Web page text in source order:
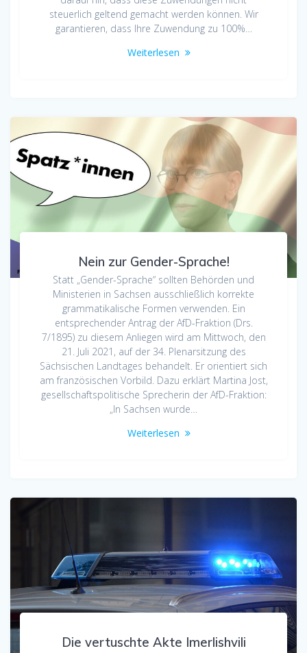
steuerlich geltend gemacht werden können. Wir
garantieren, dass Ihre Zuwendung zu 100%…
Weiterlesen
Nein zur Gender-Sprache!
Statt „Gender-Sprache“ sollten Behörden und
Ministerien in Sachsen ausschließlich korrekte
grammatikalische Formen verwenden. Ein
entsprechender Antrag der AfD-Fraktion (Drs.
7/1895) zu diesem Anliegen wird am Mittwoch, den
21. Juli 2021, auf der 34. Plenarsitzung des
Sächsischen Landtages behandelt. Er orientiert sich
am französischen Vorbild. Dazu erklärt Martina Jost,
gesellschaftspolitische Sprecherin der AfD-Fraktion:
„In Sachsen wurde…
Weiterlesen
Die vertuschte Akte Imerlishvili